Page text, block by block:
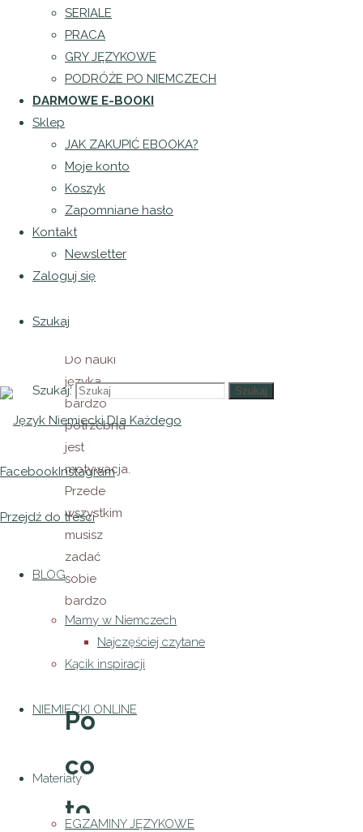
SERIALE
PRACA
GRY JĘZYKOWE
PODRÓŻE PO NIEMCZECH
DARMOWE E-BOOKI
Sklep
JAK ZAKUPIĆ EBOOKA?
Moje konto
Koszyk
Zapomniane hasło
Kontakt
Newsletter
Zaloguj się
Szukaj
Szukaj: Szukaj
FacebookInstagram
Przejdź do treści
BLOG
Mamy w Niemczech
Najczęściej czytane
Kącik inspiracji
NIEMIECKI ONLINE
Materiały
EGZAMINY JĘZYKOWE
czy
na naukę
może być
późno ?
Opublikowane
przez
Patrycja
28
stycznia
2018
17
marca
2026
Zum
Lernen ist
zu alt !!
Do nauki
języka
bardzo
potrzebna
jest
motywacja.
Przede
wszystkim
musisz
zadać
sobie
bardzo
ważne,
podstawowe
pytanie…
Po
co
to